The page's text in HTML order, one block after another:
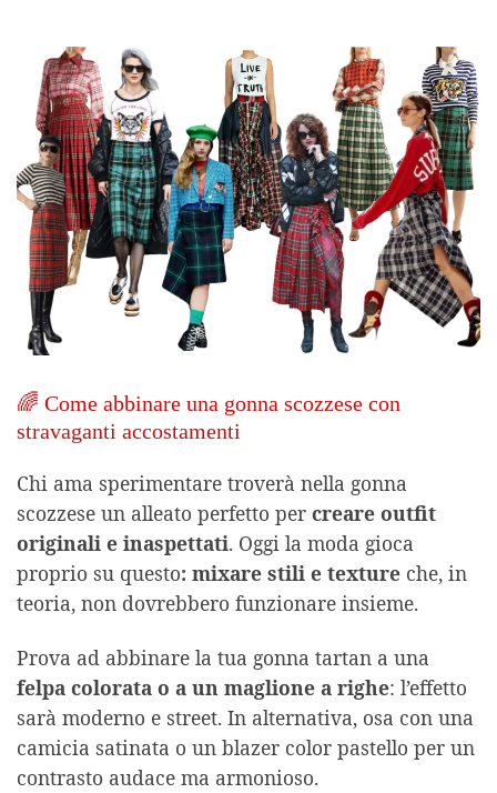
🌈 Come abbinare una gonna scozzese con
stravaganti accostamenti
Chi ama sperimentare troverà nella gonna
scozzese un alleato perfetto per creare outfit
originali e inaspettati. Oggi la moda gioca
proprio su questo: mixare stili e texture che, in
teoria, non dovrebbero funzionare insieme.
Prova ad abbinare la tua gonna tartan a una
felpa colorata o a un maglione a righe: l’effetto
sarà moderno e street. In alternativa, osa con una
camicia satinata o un blazer color pastello per un
contrasto audace ma armonioso.